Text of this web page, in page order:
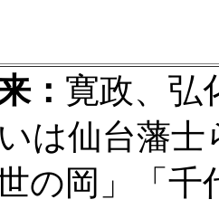
： 寛政、弘
は仙台藩
の岡」「